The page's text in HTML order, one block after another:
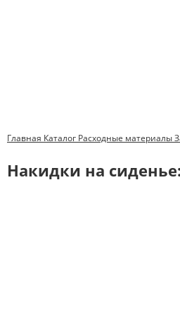
Главная Каталог Расходные материалы
Накидки на сиденье: